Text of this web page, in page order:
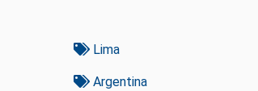
Lima
Argentina